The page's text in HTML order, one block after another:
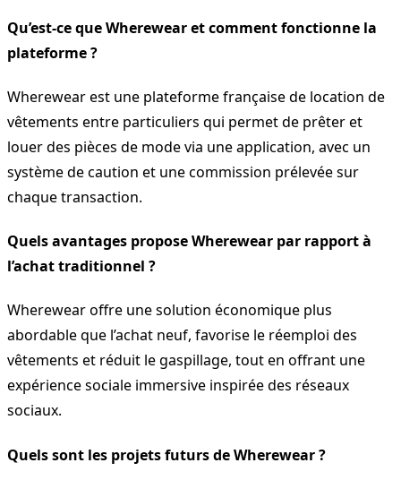
Qu’est-ce que Wherewear et comment fonctionne la
plateforme ?
Wherewear est une plateforme française de location de
vêtements entre particuliers qui permet de prêter et
louer des pièces de mode via une application, avec un
système de caution et une commission prélevée sur
chaque transaction.
Quels avantages propose Wherewear par rapport à
l’achat traditionnel ?
Wherewear offre une solution économique plus
abordable que l’achat neuf, favorise le réemploi des
vêtements et réduit le gaspillage, tout en offrant une
expérience sociale immersive inspirée des réseaux
sociaux.
Quels sont les projets futurs de Wherewear ?